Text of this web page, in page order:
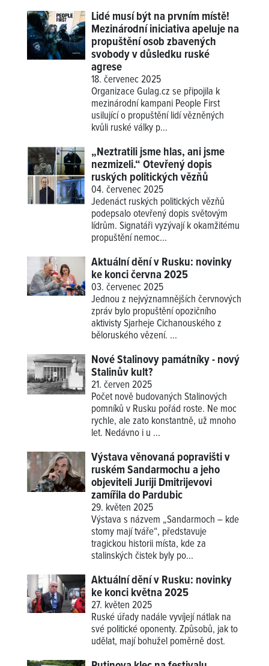
Lidé musí být na prvním místě!
Mezinárodní iniciativa apeluje na
propuštění osob zbavených
svobody v důsledku ruské
agrese
18. červenec 2025
Organizace Gulag.cz se připojila k
mezinárodní kampani People First
usilující o propuštění lidí vězněných
kvůli ruské války p...
„Neztratili jsme hlas, ani jsme
nezmizeli.“ Otevřený dopis
ruských politických vězňů
04. červenec 2025
Jedenáct ruských politických vězňů
podepsalo otevřený dopis světovým
lídrům. Signatáři vyzývají k okamžitému
propuštění nemoc...
Aktuální dění v Rusku: novinky
ke konci června 2025
03. červenec 2025
Jednou z nejvýznamnějších červnových
zpráv bylo propuštění opozičního
aktivisty Sjarheje Cichanouského z
běloruského vězení. ...
Nové Stalinovy památníky - nový
Stalinův kult?
21. červen 2025
Počet nově budovaných Stalinových
pomníků v Rusku pořád roste. Ne moc
rychle, ale zato konstantně, už mnoho
let. Nedávno i u ...
Výstava věnovaná popravišti v
ruském Sandarmochu a jeho
objeviteli Juriji Dmitrijevovi
zamířila do Pardubic
29. květen 2025
Výstava s názvem „Sandarmoch – kde
stomy mají tváře“, představuje
tragickou historii místa, kde za
stalinských čistek byly po...
Aktuální dění v Rusku: novinky
ke konci května 2025
27. květen 2025
Ruské úřady nadále vyvíjejí nátlak na
své politické oponenty. Způsobů, jak to
udělat, mají bohužel poměrně dost.